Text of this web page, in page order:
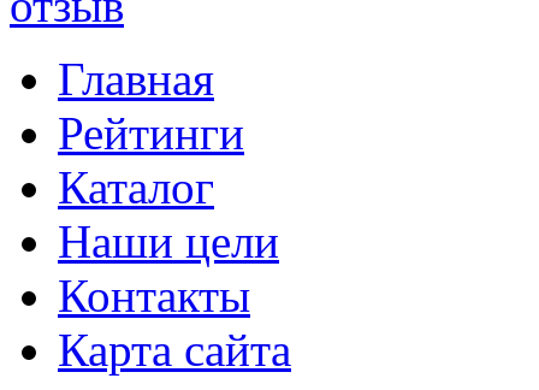
Главная
Рейтинги
Каталог
Наши цели
Контакты
Карта сайта